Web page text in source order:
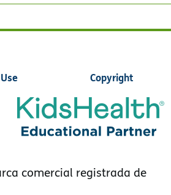
Copyright
comercial registrada de